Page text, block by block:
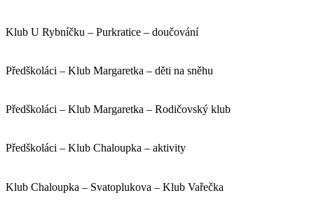
Klub U Rybníčku – Purkratice – doučování
Předškoláci – Klub Margaretka – děti na sněhu
Předškoláci – Klub Margaretka – Rodičovský klub
Předškoláci – Klub Chaloupka – aktivity
Klub Chaloupka – Svatoplukova – Klub Vařečka